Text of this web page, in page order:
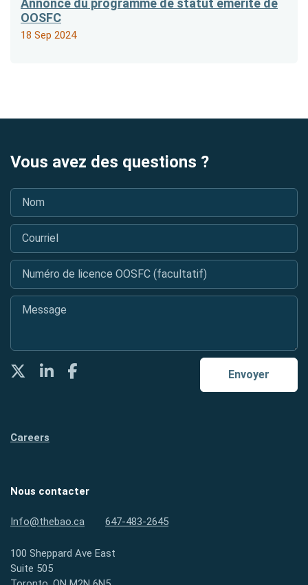
Annonce du programme de statut émérite de
OOSFC
18 Sep 2024
Vous avez des questions ?
Nom
Courriel
Numéro de licence OOSFC (facultatif)
Message
Envoyer
TwitterLinkedInFacebook
Careers
Nous contacter
Info@thebao.ca 647-483-2645
100 Sheppard Ave East
Suite 505